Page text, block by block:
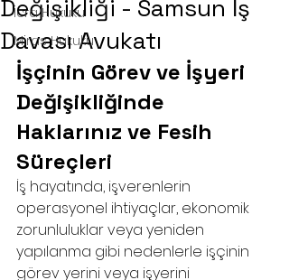
İcra Hukuku
Miras Hukuku
Değişikliği - Samsun İş
Davası Avukatı
İşçinin Görev ve İşyeri
Değişikliğinde
Haklarınız ve Fesih
Süreçleri
İş hayatında, işverenlerin
operasyonel ihtiyaçlar, ekonomik
zorunluluklar veya yeniden
yapılanma gibi nedenlerle işçinin
görev yerini veya işyerini